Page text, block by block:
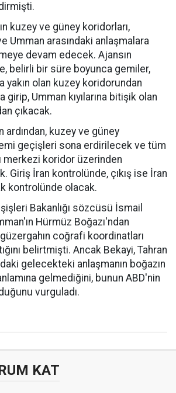
kuzey ve güney koridorları,
Umman arasındaki anlaşmalara
devam edecek. Ajansın
belirli bir süre boyunca gemiler,
yakın olan kuzey koridorundan
girip, Umman kıyılarına bitişik olan
çıkacak.
ardından, kuzey ve güney
geçişleri sona erdirilecek ve tüm
merkezi koridor üzerinden
Giriş İran kontrolünde, çıkış ise İran
kontrolünde olacak.
Bakanlığı sözcüsü İsmail
Hürmüz Boğazı'ndan
coğrafi koordinatları
belirtmişti. Ancak Bekayi, Tahran
gelecekteki anlaşmanın boğazın
gelmediğini, bunun ABD'nin
vurguladı.
KAT